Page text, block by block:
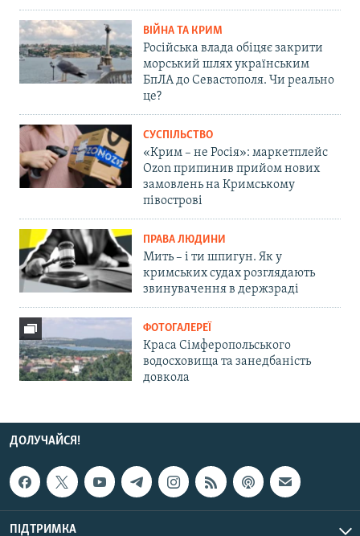
ВІЙНА ТА КРИМ
Російська влада обіцяє закрити
морський шлях українським
БпЛА до Севастополя. Чи реально
це?
СУСПІЛЬСТВО
«Крим – не Росія»: маркетплейс
Ozon припинив прийом нових
замовлень на Кримському
півострові
ПРАВА ЛЮДИНИ
Мить – і ти шпигун. Як у
кримських судах розглядають
звинувачення в держзраді
ФОТОГАЛЕРЕЇ
Краса Сімферопольського
водосховища та занедбаність
довкола
ДОЛУЧАЙСЯ!
ПІДТРИМКА